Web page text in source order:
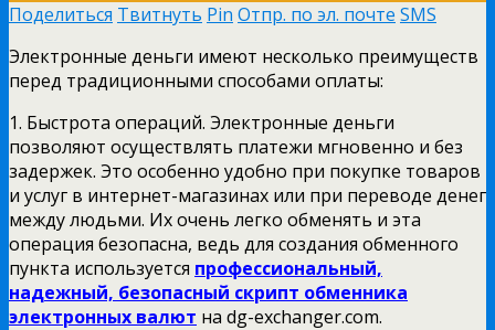
Поделиться Твитнуть Pin Отпр. по эл. почте SMS
Электронные деньги имеют несколько преимуществ
перед традиционными способами оплаты:
1. Быстрота операций. Электронные деньги
позволяют осуществлять платежи мгновенно и без
задержек. Это особенно удобно при покупке товаров
и услуг в интернет-магазинах или при переводе денег
между людьми. Их очень легко обменять и эта
операция безопасна, ведь для создания обменного
пункта используется профессиональный,
надежный, безопасный скрипт обменника
электронных валют на dg-exchanger.com.